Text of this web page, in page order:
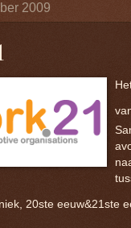
2009
20ste eeuw&21ste